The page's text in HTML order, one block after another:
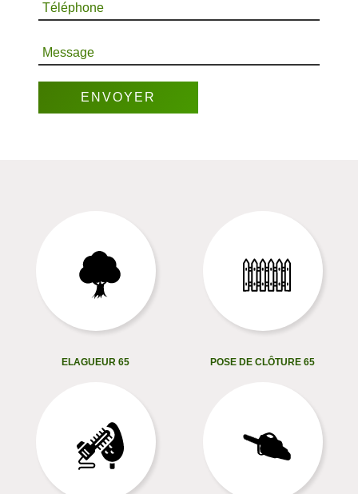
Téléphone
Message
ELAGUEUR 65 POSE DE CLÔTURE 65